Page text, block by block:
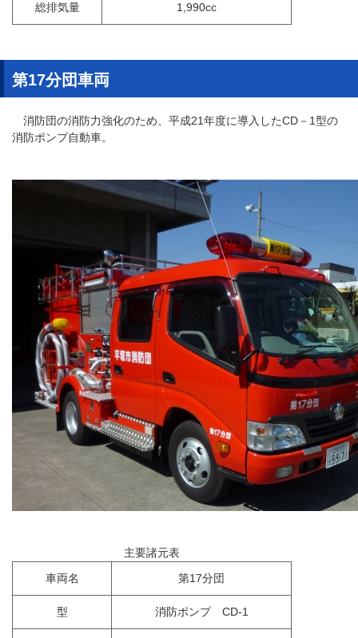
総排気量 1,990cc
第17分団車両
消防団の消防力強化のため、平成21年度に導入したCD－1型の
消防ポンプ自動車。
主要諸元表
車両名
第17分団
型 消防ポンプ CD-1